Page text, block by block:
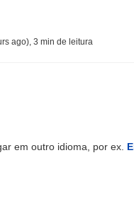
ago) 3 min de leitura
em outro idioma, por ex.